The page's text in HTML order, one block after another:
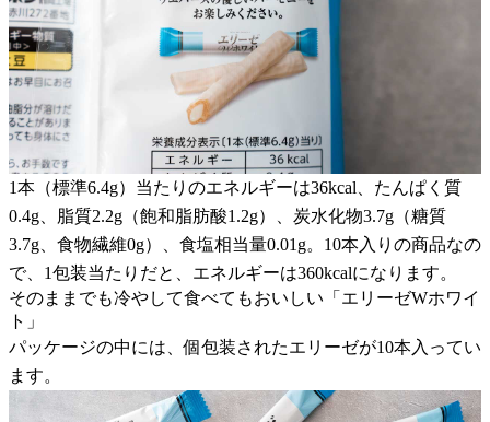
1本（標準6.4g）当たりのエネルギーは36kcal、たんぱく質
0.4g、脂質2.2g（飽和脂肪酸1.2g）、炭水化物3.7g（糖質
3.7g、食物繊維0g）、食塩相当量0.01g。10本入りの商品なの
で、1包装当たりだと、エネルギーは360kcalになります。
そのままでも冷やして食べてもおいしい「エリーゼWホワイ
ト」
パッケージの中には、個包装されたエリーゼが10本入ってい
ます。